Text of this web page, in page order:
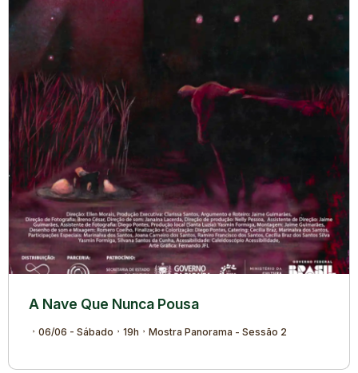
A Nave Que Nunca Pousa
06/06 - Sábado 19h Mostra Panorama - Sessão 2